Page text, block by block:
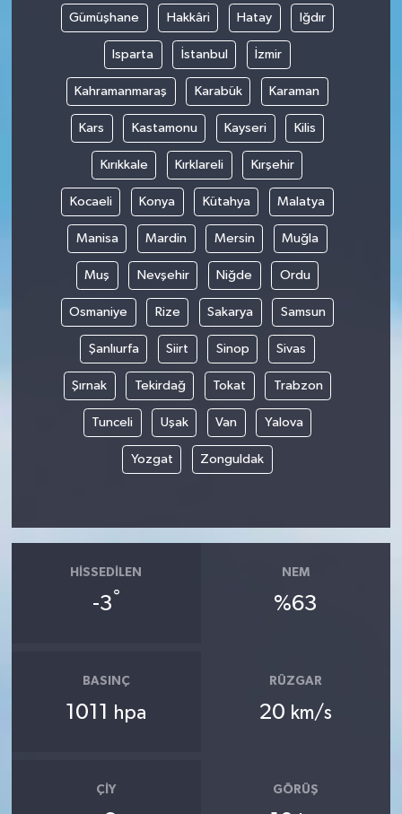
Gümüşhane Hakkâri Hatay Iğdır
Isparta İstanbul İzmir
Kahramanmaraş Karabük Karaman
Kars Kastamonu Kayseri Kilis
Kırıkkale Kırklareli Kırşehir
Kocaeli Konya Kütahya Malatya
Manisa Mardin Mersin Muğla
Muş Nevşehir Niğde Ordu
Osmaniye Rize Sakarya Samsun
Şanlıurfa Siirt Sinop Sivas
Şırnak Tekirdağ Tokat Trabzon
Tunceli Uşak Van Yalova
Yozgat Zonguldak
HISSEDILEN
-3°
NEM
%63
BASINÇ
1011 hpa
RÜZGAR
20 km/s
ÇIY GÖRÜŞ